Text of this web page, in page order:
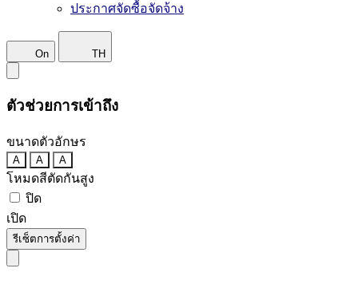
ประกาศจัดซื้อจัดจ้าง
On TH
ตัวช่วยการเข้าถึง
ขนาดตัวอักษร
A A A
โหมดสีตัดกันสูง
ปิด
เปิด
รีเซ็ตการตั้งค่า